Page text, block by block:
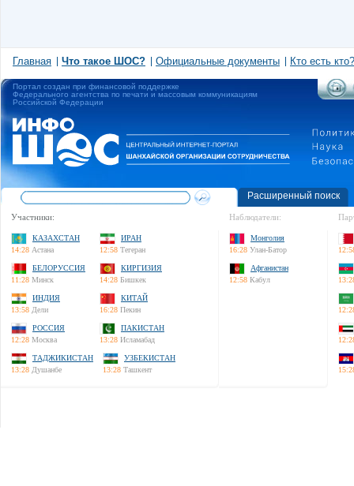
Главная Что такое ШОС? Официальные документы Кто есть кто?
Портал создан при финансовой поддержке
Федерального агентства по печати и массовым коммуникациям
Российской Федерации
Расширенный поиск
Участники:
КАЗАХСТАН
14:28 Астана
ИРАН
12:58 Тегеран
БЕЛОРУССИЯ
11:28 Минск
КИРГИЗИЯ
14:28 Бишкек
ИНДИЯ
13:58 Дели
КИТАЙ
16:28 Пекин
РОССИЯ
12:28 Москва
ПАКИСТАН
13:28 Исламабад
ТАДЖИКИСТАН
13:28 Душанбе
УЗБЕКИСТАН
13:28 Ташкент
Наблюдатели:
Монголия
16:28 Улан-Батор
Афганистан
12:58 Кабул